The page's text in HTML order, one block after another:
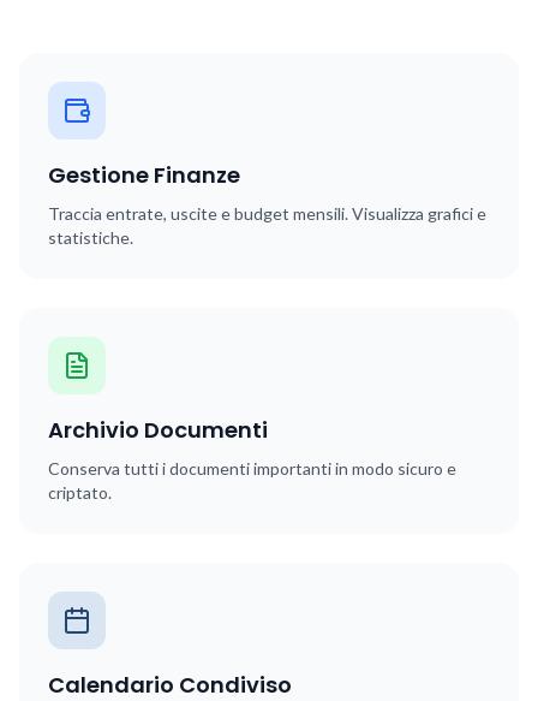
Gestione Finanze
Traccia entrate, uscite e budget mensili. Visualizza grafici e
statistiche.
Archivio Documenti
Conserva tutti i documenti importanti in modo sicuro e
criptato.
Calendario Condiviso